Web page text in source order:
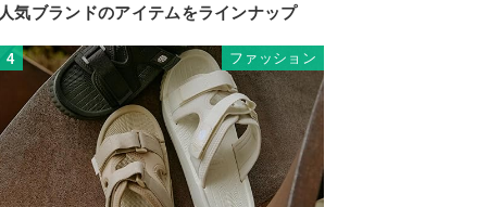
人気ブランドのアイテムをラインナップ
4 ファッション